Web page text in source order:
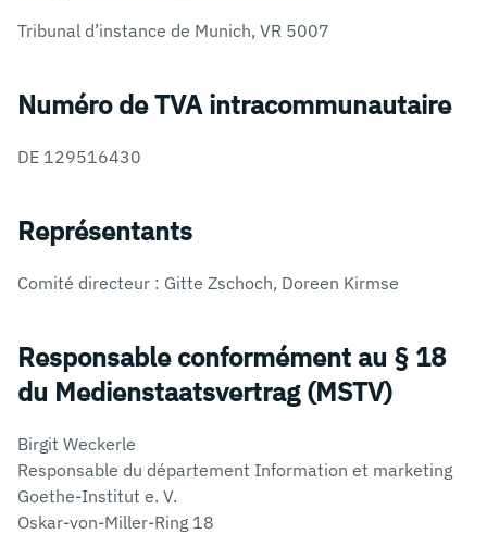
Tribunal d’instance de Munich, VR 5007
Numéro de TVA intracommunautaire
DE 129516430
Représentants
Comité directeur : Gitte Zschoch, Doreen Kirmse
Responsable conformément au § 18
du Medienstaatsvertrag (MSTV)
Birgit Weckerle
Responsable du département Information et marketing
Goethe-Institut e. V.
Oskar-von-Miller-Ring 18